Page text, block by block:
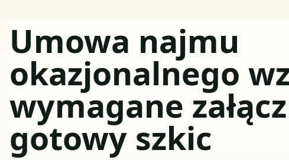
Umowa najmu
okazjonalnego
wymagane
gotowy szkic